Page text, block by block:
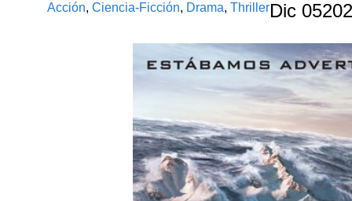
Acción,Ciencia-Ficción, Drama,Thriller Dic 05